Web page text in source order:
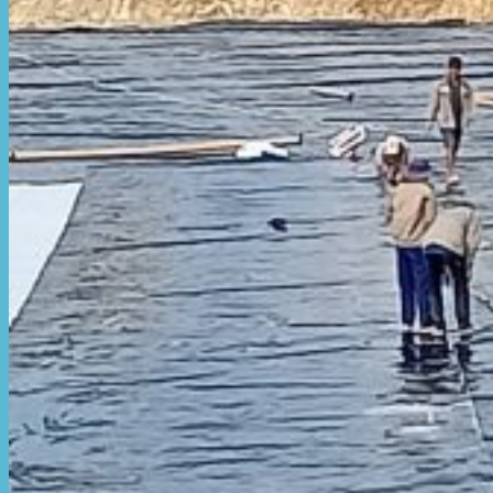
Hòa Phát Đạt
Giới thiệu Hòa Phát Đạt
Sản Phẩm
Sản Phẩm Bạt Che Ngoài Trời
Bạt che nắng mưa
Bạt kéo ngoài trời
Bạt che tự cuốn
Bạt nhựa xanh cam
Bạt sọc 3 màu
Bạt nhựa giá rẻ
Bạt lót ao hồ
Bạt nhựa đen HDPE
Màng chống thấm HDPE
Sản Phẩm Dù Che Ngoài Trời
Dù che nắng
Dù che quán cafe
Dù che sự kiện
Dù lệch tâm
Sản Phẩm Mái Che Di Động
Mái hiên di động
Mái xếp di động
Nhà bạt di động